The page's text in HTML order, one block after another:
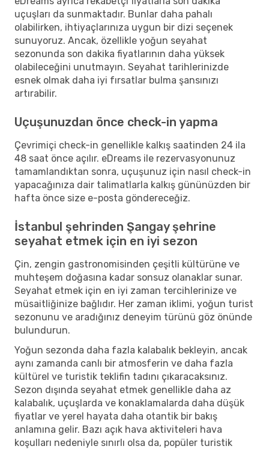
uçuşları da sunmaktadır. Bunlar daha pahalı
olabilirken, ihtiyaçlarınıza uygun bir dizi seçenek
sunuyoruz. Ancak, özellikle yoğun seyahat
sezonunda son dakika fiyatlarının daha yüksek
olabileceğini unutmayın. Seyahat tarihlerinizde
esnek olmak daha iyi fırsatlar bulma şansınızı
artırabilir.
Uçuşunuzdan önce check-in yapma
Çevrimiçi check-in genellikle kalkış saatinden 24 ila
48 saat önce açılır. eDreams ile rezervasyonunuz
tamamlandıktan sonra, uçuşunuz için nasıl check-in
yapacağınıza dair talimatlarla kalkış gününüzden bir
hafta önce size e-posta göndereceğiz.
İstanbul şehrinden Şangay şehrine
seyahat etmek için en iyi sezon
Çin, zengin gastronomisinden çeşitli kültürüne ve
muhteşem doğasına kadar sonsuz olanaklar sunar.
Seyahat etmek için en iyi zaman tercihlerinize ve
müsaitliğinize bağlıdır. Her zaman iklimi, yoğun turist
sezonunu ve aradığınız deneyim türünü göz önünde
bulundurun.
Yoğun sezonda daha fazla kalabalık bekleyin, ancak
aynı zamanda canlı bir atmosferin ve daha fazla
kültürel ve turistik teklifin tadını çıkaracaksınız.
Sezon dışında seyahat etmek genellikle daha az
kalabalık, uçuşlarda ve konaklamalarda daha düşük
fiyatlar ve yerel hayata daha otantik bir bakış
anlamına gelir. Bazı açık hava aktiviteleri hava
koşulları nedeniyle sınırlı olsa da, popüler turistik